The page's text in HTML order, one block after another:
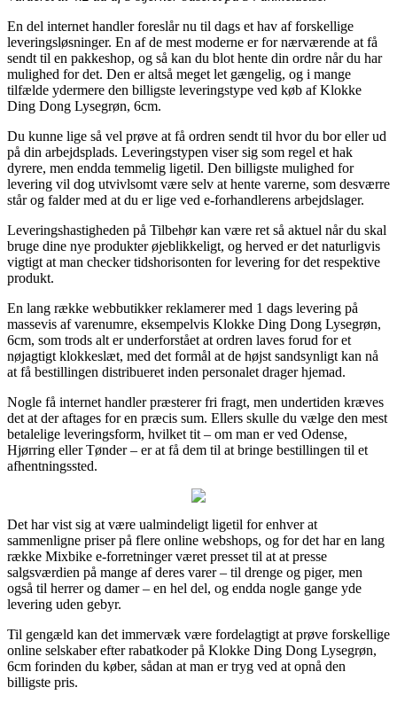
En del internet handler foreslår nu til dags et hav af forskellige
leveringsløsninger. En af de mest moderne er for nærværende at få
sendt til en pakkeshop, og så kan du blot hente din ordre når du har
mulighed for det. Den er altså meget let gængelig, og i mange
tilfælde ydermere den billigste leveringstype ved køb af Klokke
Ding Dong Lysegrøn, 6cm.
Du kunne lige så vel prøve at få ordren sendt til hvor du bor eller ud
på din arbejdsplads. Leveringstypen viser sig som regel et hak
dyrere, men endda temmelig ligetil. Den billigste mulighed for
levering vil dog utvivlsomt være selv at hente varerne, som desværre
står og falder med at du er lige ved e-forhandlerens arbejdslager.
Leveringshastigheden på Tilbehør kan være ret så aktuel når du skal
bruge dine nye produkter øjeblikkeligt, og herved er det naturligvis
vigtigt at man checker tidshorisonten for levering for det respektive
produkt.
En lang række webbutikker reklamerer med 1 dags levering på
massevis af varenumre, eksempelvis Klokke Ding Dong Lysegrøn,
6cm, som trods alt er underforstået at ordren laves forud for et
nøjagtigt klokkeslæt, med det formål at de højst sandsynligt kan nå
at få bestillingen distribueret inden personalet drager hjemad.
Nogle få internet handler præsterer fri fragt, men undertiden kræves
det at der aftages for en præcis sum. Ellers skulle du vælge den mest
betalelige leveringsform, hvilket tit – om man er ved Odense,
Hjørring eller Tønder – er at få dem til at bringe bestillingen til et
afhentningssted.
Det har vist sig at være ualmindeligt ligetil for enhver at
sammenligne priser på flere online webshops, og for det har en lang
række Mixbike e-forretninger været presset til at at presse
salgsværdien på mange af deres varer – til drenge og piger, men
også til herrer og damer – en hel del, og endda nogle gange yde
levering uden gebyr.
Til gengæld kan det immervæk være fordelagtigt at prøve forskellige
online selskaber efter rabatkoder på Klokke Ding Dong Lysegrøn,
6cm forinden du køber, sådan at man er tryg ved at opnå den
billigste pris.